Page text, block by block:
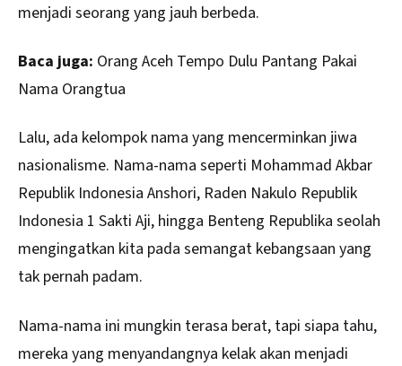
menjadi seorang yang jauh berbeda.
Baca juga: Orang Aceh Tempo Dulu Pantang Pakai
Nama Orangtua
Lalu, ada kelompok nama yang mencerminkan jiwa
nasionalisme. Nama-nama seperti Mohammad Akbar
Republik Indonesia Anshori, Raden Nakulo Republik
Indonesia 1 Sakti Aji, hingga Benteng Republika seolah
mengingatkan kita pada semangat kebangsaan yang
tak pernah padam.
Nama-nama ini mungkin terasa berat, tapi siapa tahu,
mereka yang menyandangnya kelak akan menjadi